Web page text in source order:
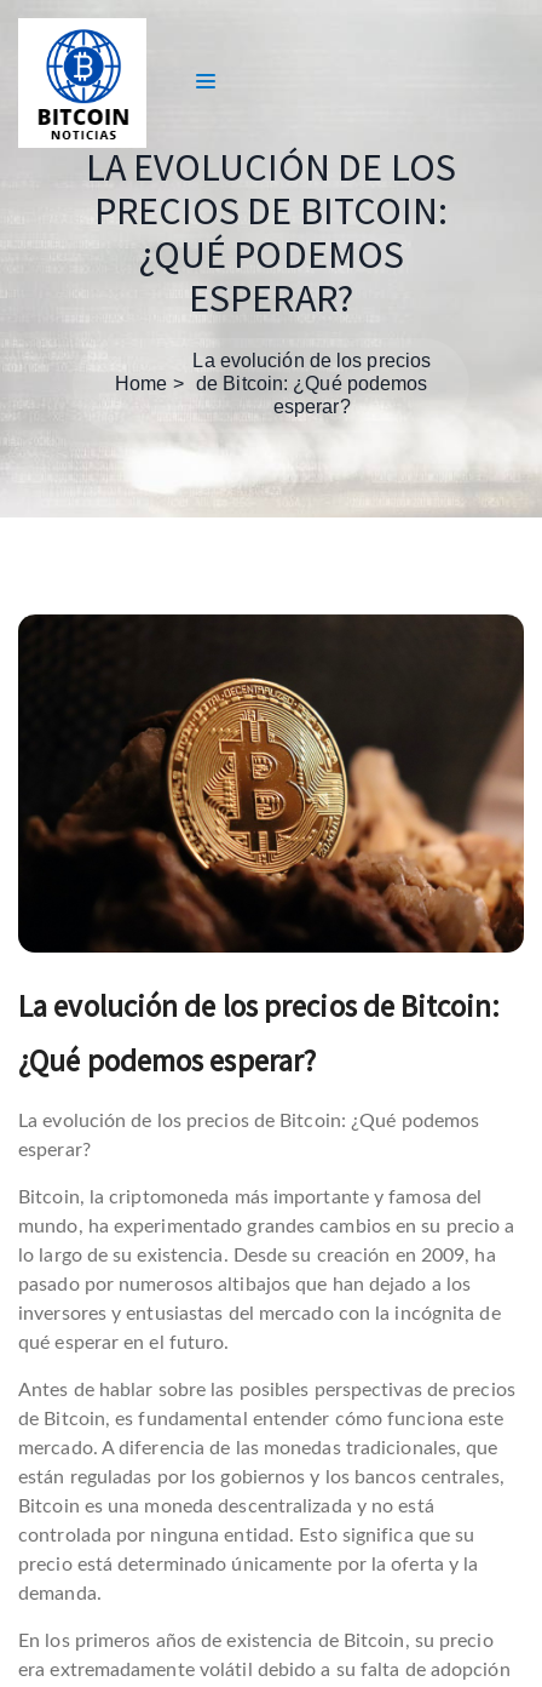
LA EVOLUCIÓN DE LOS
PRECIOS DE BITCOIN:
¿QUÉ PODEMOS
ESPERAR?
Home
La evolución de los precios
de Bitcoin: ¿Qué podemos
esperar?
La evolución de los precios de Bitcoin:
¿Qué podemos esperar?
La evolución de los precios de Bitcoin: ¿Qué podemos
esperar?
Bitcoin, la criptomoneda más importante y famosa del
mundo, ha experimentado grandes cambios en su precio a
lo largo de su existencia. Desde su creación en 2009, ha
pasado por numerosos altibajos que han dejado a los
inversores y entusiastas del mercado con la incógnita de
qué esperar en el futuro.
Antes de hablar sobre las posibles perspectivas de precios
de Bitcoin, es fundamental entender cómo funciona este
mercado. A diferencia de las monedas tradicionales, que
están reguladas por los gobiernos y los bancos centrales,
Bitcoin es una moneda descentralizada y no está
controlada por ninguna entidad. Esto significa que su
precio está determinado únicamente por la oferta y la
demanda.
En los primeros años de existencia de Bitcoin, su precio
era extremadamente volátil debido a su falta de adopción
Navegación
entradas